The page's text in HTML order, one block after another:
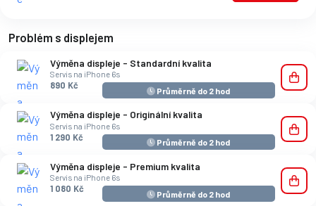
Problém s displejem
Výměna displeje - Standardní kvalita
Servis na iPhone 6s
890 Kč
Průměrně do 2 hod
Výměna displeje - Originální kvalita
Servis na iPhone 6s
1 290 Kč
Průměrně do 2 hod
Výměna displeje - Premium kvalita
Servis na iPhone 6s
1 080 Kč
Průměrně do 2 hod